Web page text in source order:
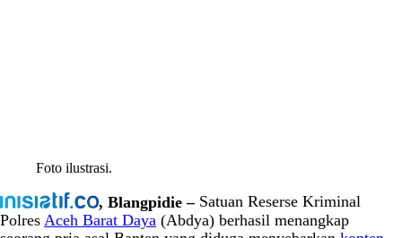
Foto ilustrasi.
, Blangpidie –Satuan Reserse Kriminal
Polres Aceh Barat Daya (Abdya) berhasil menangkap